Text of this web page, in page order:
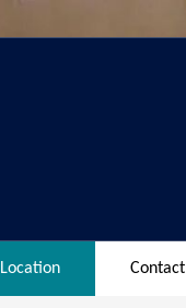
Location Contact